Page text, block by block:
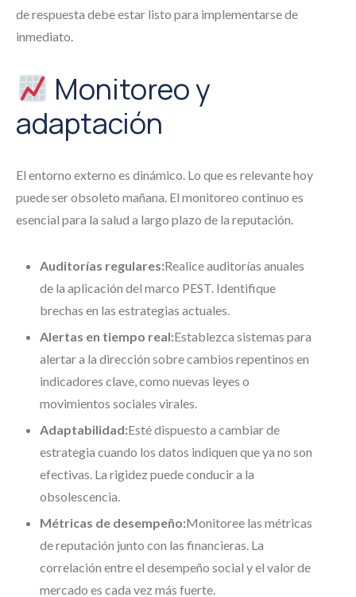
de respuesta debe estar listo para implementarse de
inmediato.
Monitoreo y
adaptación
El entorno externo es dinámico. Lo que es relevante hoy
puede ser obsoleto mañana. El monitoreo continuo es
esencial para la salud a largo plazo de la reputación.
Auditorías regulares:Realice auditorías anuales
de la aplicación del marco PEST. Identifique
brechas en las estrategias actuales.
Alertas en tiempo real:Establezca sistemas para
alertar a la dirección sobre cambios repentinos en
indicadores clave, como nuevas leyes o
movimientos sociales virales.
Adaptabilidad:Esté dispuesto a cambiar de
estrategia cuando los datos indiquen que ya no son
efectivas. La rigidez puede conducir a la
obsolescencia.
Métricas de desempeño:Monitoree las métricas
de reputación junto con las financieras. La
correlación entre el desempeño social y el valor de
mercado es cada vez más fuerte.